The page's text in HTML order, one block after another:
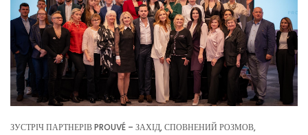
ЗУСТРІЧ ПАРТНЕРІВ PROUVÉ – ЗАХІД, СПОВНЕНИЙ РОЗМОВ,